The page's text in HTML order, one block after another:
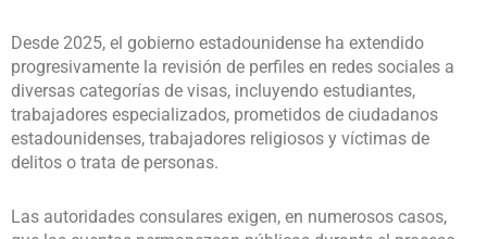
Desde 2025, el gobierno estadounidense ha extendido
progresivamente la revisión de perfiles en redes sociales a
diversas categorías de visas, incluyendo estudiantes,
trabajadores especializados, prometidos de ciudadanos
estadounidenses, trabajadores religiosos y víctimas de
delitos o trata de personas.
Las autoridades consulares exigen, en numerosos casos,